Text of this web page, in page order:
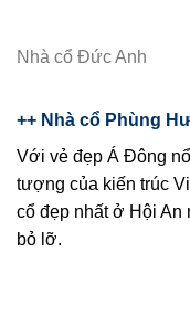
Nhà cổ Đức Anh
++ Nhà cổ Phùng
Với vẻ đẹp Á Đông
tượng của kiến trúc
cổ đẹp nhất ở Hội An
bỏ lỡ.